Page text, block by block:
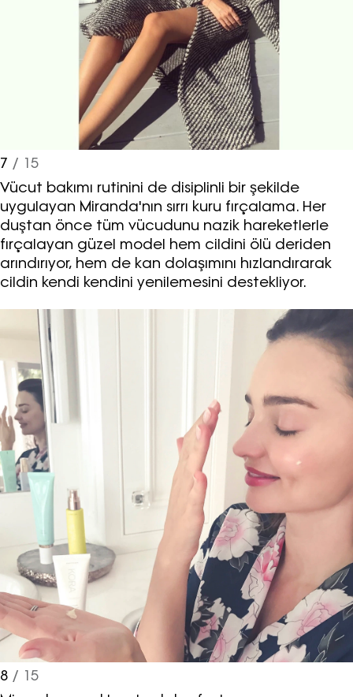
7 / 15
Vücut bakımı rutinini de disiplinli bir şekilde
uygulayan Miranda'nın sırrı kuru fırçalama. Her
duştan önce tüm vücudunu nazik hareketlerle
fırçalayan güzel model hem cildini ölü deriden
arındırıyor, hem de kan dolaşımını hızlandırarak
cildin kendi kendini yenilemesini destekliyor.
8 / 15